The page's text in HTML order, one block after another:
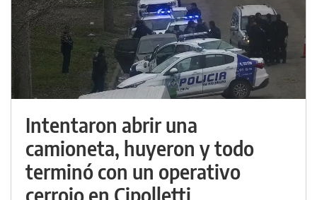
Intentaron abrir una
camioneta, huyeron y todo
terminó con un operativo
cerrojo en Cipolletti